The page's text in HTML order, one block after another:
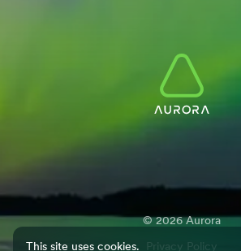
©2026Aurora
Privacy Policy
This site uses cookies.